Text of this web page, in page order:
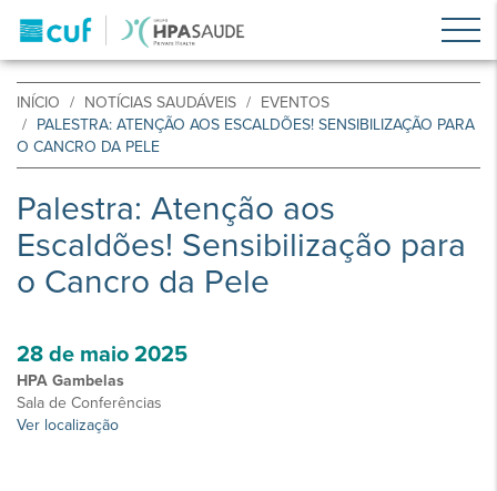
INÍCIO NOTÍCIAS SAUDÁVEIS
EVENTOS
PALESTRA: ATENÇÃO AOS ESCALDÕES! SENSIBILIZAÇÃO PARA
O CANCRO DA PELE
Palestra: Atenção aos
Escaldões! Sensibilização para
o Cancro da Pele
28 de maio 2025
HPA Gambelas
Sala de Conferências
Ver localização